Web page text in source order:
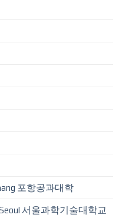
포항공과대학
Seoul 서울과학기술대학교